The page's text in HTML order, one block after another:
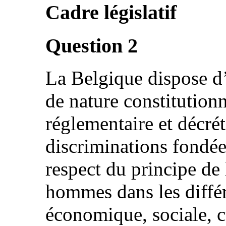
Cadre législatif
Question 2
La Belgique dispose
de nature
réglementaire et
discriminations
respect du principe de
hommes dans les
économique, sociale,